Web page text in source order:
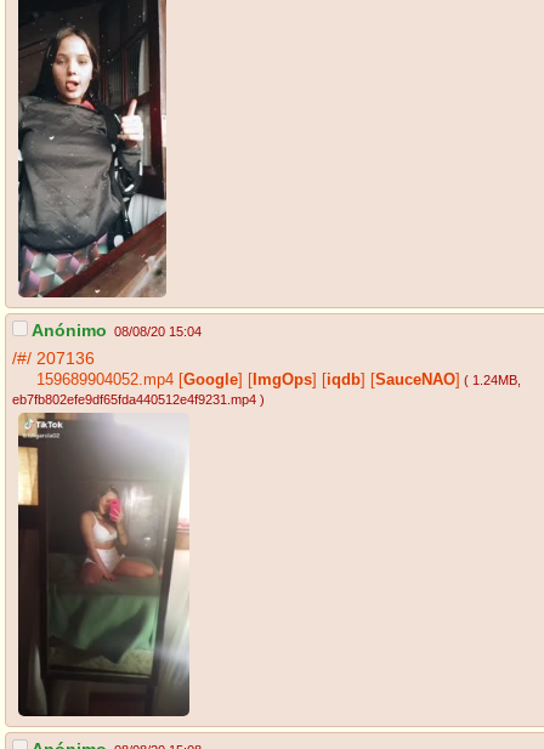
Anónimo 08/08/20 15:04
/#/ 207136
159689904052.mp4 [Google] [ ImgOps] [iqdb] [SauceNAO] ( 1.24MB
eb7fb802efe9df65fda440512e4f9231.mp4 )